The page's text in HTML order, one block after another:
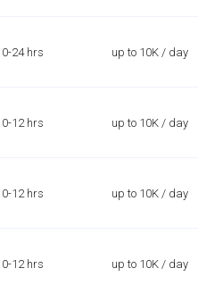
0-24 hrs up to 10K / day
0-12 hrs up to 10K / day
0-12 hrs up to 10K / day
0-12 hrs up to 10K / day